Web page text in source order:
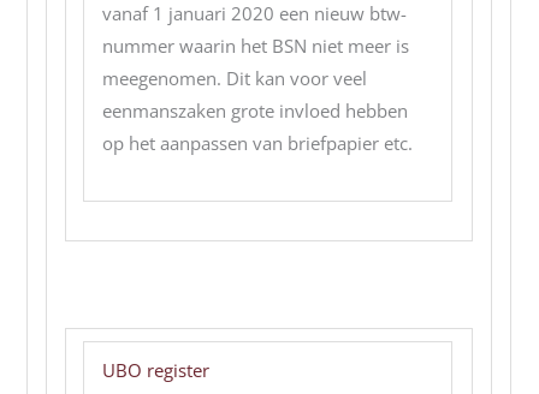
vanaf 1 januari 2020 een nieuw btw-
nummer waarin het BSN niet meer is
meegenomen. Dit kan voor veel
eenmanszaken grote invloed hebben
op het aanpassen van briefpapier etc.
UBO register